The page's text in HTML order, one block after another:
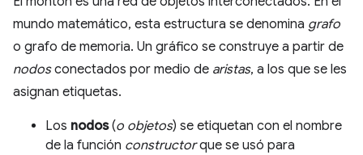
mundo matemático, esta estructura se denomina grafo
o grafo de memoria. Un gráfico se construye a partir de
nodosconectados por medio de aristas, a los que se les
asignan etiquetas.
Los nodos(o objetos) se etiquetan con el nombre
de la función constructorque se usó para